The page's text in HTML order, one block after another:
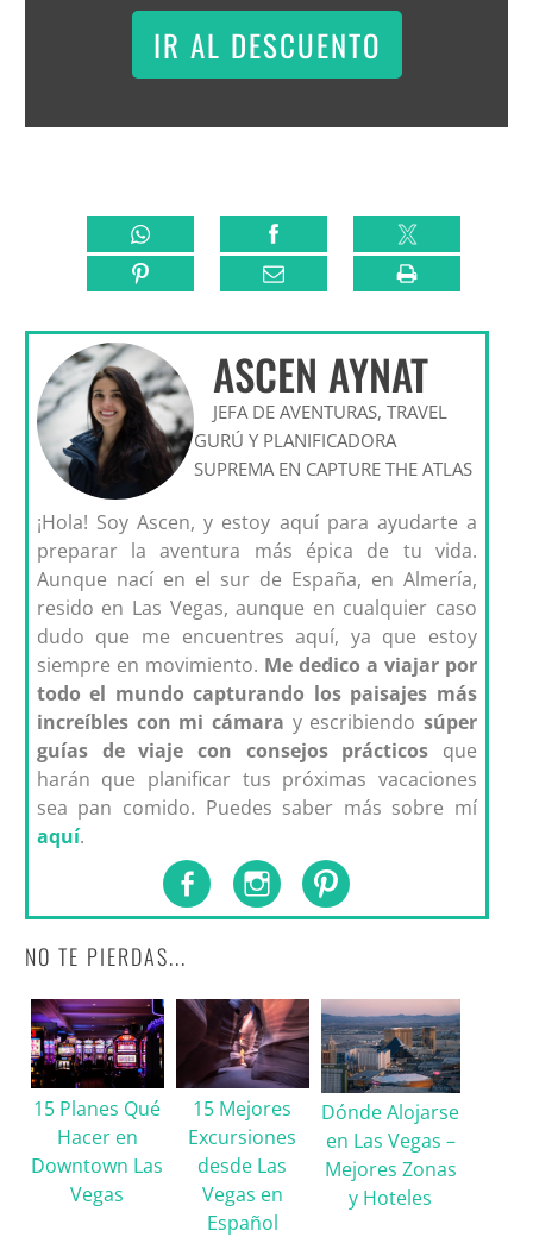
IR AL DESCUENTO
ASCEN AYNAT
JEFA DE AVENTURAS, TRAVEL
GURÚ Y PLANIFICADORA
SUPREMA EN CAPTURE THE ATLAS
¡Hola! Soy Ascen, y estoy aquí para ayudarte a
preparar la aventura más épica de tu vida.
Aunque nací en el sur de España, en Almería,
resido en Las Vegas, aunque en cualquier caso
dudo que me encuentres aquí, ya que estoy
siempre en movimiento. Me dedico a viajar por
todo el mundo capturando los paisajes más
increíbles con mi cámara y escribiendo súper
guías de viaje con consejos prácticos que
harán que planificar tus próximas vacaciones
sea pan comido. Puedes saber más sobre mí
aquí.
NO TE PIERDAS...
15 Planes Qué
Hacer en
Downtown Las
Vegas
15 Mejores
Excursiones
desde Las
Vegas en
Español
Dónde Alojarse
en Las Vegas –
Mejores Zonas
y Hoteles